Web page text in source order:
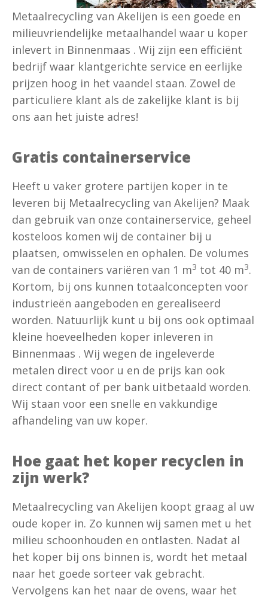
Metaalrecycling van Akelijen is een goede en
milieuvriendelijke metaalhandel waar u koper
inlevert in Binnenmaas . Wij zijn een efficiënt
bedrijf waar klantgerichte service en eerlijke
prijzen hoog in het vaandel staan. Zowel de
particuliere klant als de zakelijke klant is bij
ons aan het juiste adres!
Gratis containerservice
Heeft u vaker grotere partijen koper in te
leveren bij Metaalrecycling van Akelijen? Maak
dan gebruik van onze containerservice, geheel
kosteloos komen wij de container bij u
plaatsen, omwisselen en ophalen. De volumes
van de containers variëren van 1 m3 tot 40 m3.
Kortom, bij ons kunnen totaalconcepten voor
industrieën aangeboden en gerealiseerd
worden. Natuurlijk kunt u bij ons ook optimaal
kleine hoeveelheden koper inleveren in
Binnenmaas . Wij wegen de ingeleverde
metalen direct voor u en de prijs kan ook
direct contant of per bank uitbetaald worden.
Wij staan voor een snelle en vakkundige
afhandeling van uw koper.
Hoe gaat het koper recyclen in
zijn werk?
Metaalrecycling van Akelijen koopt graag al uw
oude koper in. Zo kunnen wij samen met u het
milieu schoonhouden en ontlasten. Nadat al
het koper bij ons binnen is, wordt het metaal
naar het goede sorteer vak gebracht.
Vervolgens kan het naar de ovens, waar het